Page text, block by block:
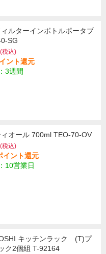
ルターインボトルポータブ
SG
(税込)
ント還元
3週間
オール 700ml TEO-70-OV
(税込)
イント還元
10営業日
キッチンラック (T)プ
ク2個組 T-92164